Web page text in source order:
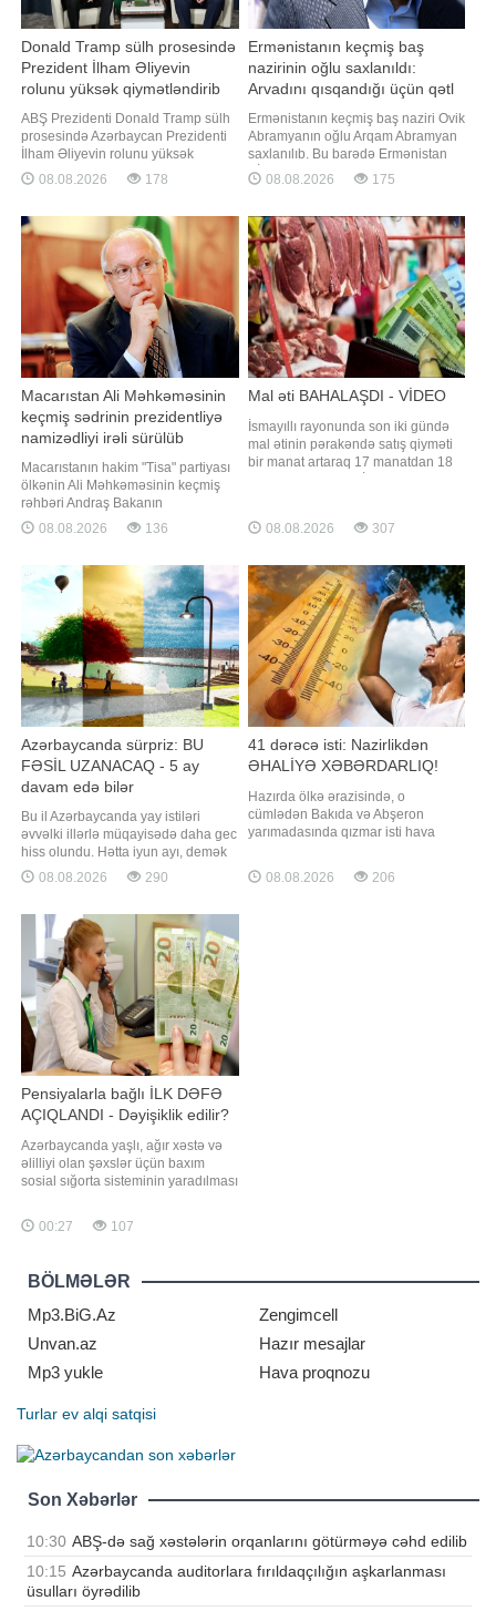
Donald Tramp sülh prosesində
Prezident İlham Əliyevin
rolunu yüksək qiymətləndirib
ABŞ Prezidenti Donald Tramp sülh
prosesində Azərbaycan Prezidenti
İlham Əliyevin rolunu yüksək
qiymətləndirib. "Report" xəbər verir
ki, ABŞ Prezidenti bu barədə
danışığı zamanı bildirib. Telefon
danışığı zamanı 2025-ci il avqustun
8-də Vaşinqtonda keçirilmiş v
08.08.2026 178
Ermənistanın keçmiş baş
nazirinin oğlu saxlanıldı:
Arvadını qısqandığı üçün qətl
sifariş etdi
Ermənistanın keçmiş baş naziri Ovik
Abramyanın oğlu Arqam Abramyan
saxlanılıb. Bu barədə Ermənistan
KİV-ə istinadən məlumat verir. Qeyd
edilir ki, A.Abramyan "Çiçəklənən
Qaqik Sarukyanın kürəkənidir. Daha
əvvəl Ermənistan İstintaq
Komitəsinin bildirdiyinə görə
08.08.2026 175
Macarıstan Ali Məhkəməsinin
keçmiş sədrinin prezidentliyə
namizədliyi irəli sürülüb
Macarıstanın hakim "Tisa" partiyası
ölkənin Ali Məhkəməsinin keçmiş
rəhbəri Andraş Bakanın
prezidentliyə namizədliyini irəli
sürüb. "Report" "Reuters"ə istinadən
parlament fraksiyası bildirib.
Bakanın avqustun 11-i bu vəzifəyə
seçiləcəy
08.08.2026 136
Mal əti BAHALAŞDI - VİDEO
İsmayıllı rayonunda son iki gündə
mal ətinin pərakəndə satış qiyməti
bir manat artaraq 17 manatdan 18
bahalaşma satışa da ciddi təsir
təsdiqləyirlər. Onların sözlərin
08.08.2026 307
Azərbaycanda sürpriz: BU
FƏSİL UZANACAQ - 5 ay
davam edə bilər
Bu il Azərbaycanda yay istiləri
əvvəlki illərlə müqayisədə daha gec
hiss olundu. Hətta iyun ayı, demək
olar, sərin və yağışlı keçdi. Bildirilir
ki, belə olduğu halda yay mövsümü
mövsümü uzanacaqmı? Yaxın
aylarda hava durumu necə olacaq?.
-a danışan "Səma və Eko"
08.08.2026 290
41 dərəcə isti: Nazirlikdən
ƏHALİYƏ XƏBƏRDARLIQ!
Hazırda ölkə ərazisində, o
cümlədən Bakıda və Abşeron
yarımadasında qızmar isti hava
bazar günü də davam edəcəyi
gözlənilir. Bu hava şəraitində,
08.08.2026 206
Pensiyalarla bağlı İLK DƏFƏ
AÇIQLANDI - Dəyişiklik edilir?
Azərbaycanda yaşlı, ağır xəstə və
əlilliyi olan şəxslər üçün baxım
sosial sığorta sisteminin yaradılması
açıqlamasında iqtisadçı Vahid
Əhmədov deyib. Onun sözlərinə
Avropa ölkələri və ABŞ-da tətbiq
olunur və insanların uzunmüddətli
gündəli
00:27 107
BÖLMƏLƏR
Mp3.BiG.Az
Zengimcell
Unvan.az
Hazır mesajlar
Mp3 yukle
Hava proqnozu
Turlar ev alqi satqisi
Son Xəbərlər
10:30 ABŞ-də sağ xəstələrin orqanlarını götürməyə cəhd edilib
10:15 Azərbaycanda auditorlara fırıldaqçılığın aşkarlanması
üsulları öyrədilib